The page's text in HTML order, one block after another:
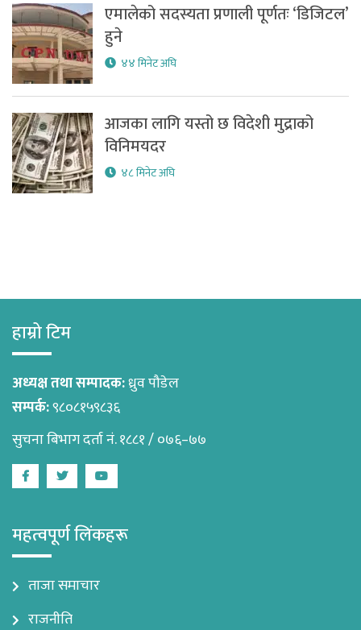
एमालेको सदस्यता प्रणाली पूर्णतः ‘डिजिटल’
हुने
४४ मिनेट अघि
आजका लागि यस्तो छ विदेशी मुद्राको
विनिमयदर
४८ मिनेट अघि
हाम्रो टिम
अध्यक्ष तथा सम्पादक:ध्रुव पौडेल
सम्पर्क:९८०८१५९८३६
सुचना बिभाग दर्ता नं. १८८१ / ०७६–७७
FacebookTwitterYoutube
महत्वपूर्ण लिंकहरू
ताजा समाचार
राजनीति